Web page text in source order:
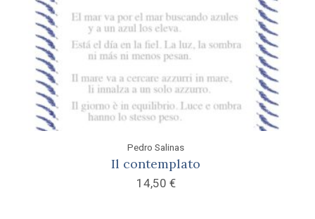
Pedro Salinas
Il contemplato
14,50 €